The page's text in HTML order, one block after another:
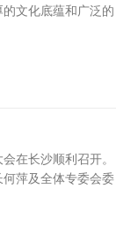
文化底蕴和广泛的
在长沙顺利召开。
萍及全体专委会委